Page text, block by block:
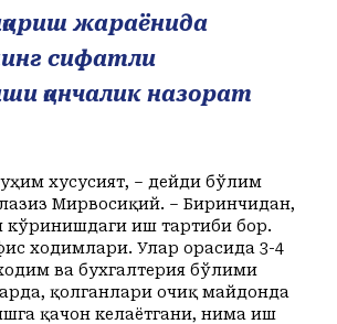
жараёнида
сифатли
қанчалик назорат
хусусият, – дейди бўлим
Мирвосиқий. – Биринчидан,
кўринишдаги иш тартиби бор.
ходимлари. Улар орасида 3-4
ва бухгалтерия бўлими
қолганлари очиқ майдонда
қачон келаётгани, нима иш